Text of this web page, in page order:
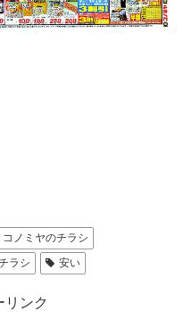
コノミヤのチラシ
ラシ 安い
リンク